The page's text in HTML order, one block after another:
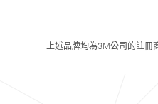
上述品牌均為3M公司的註冊